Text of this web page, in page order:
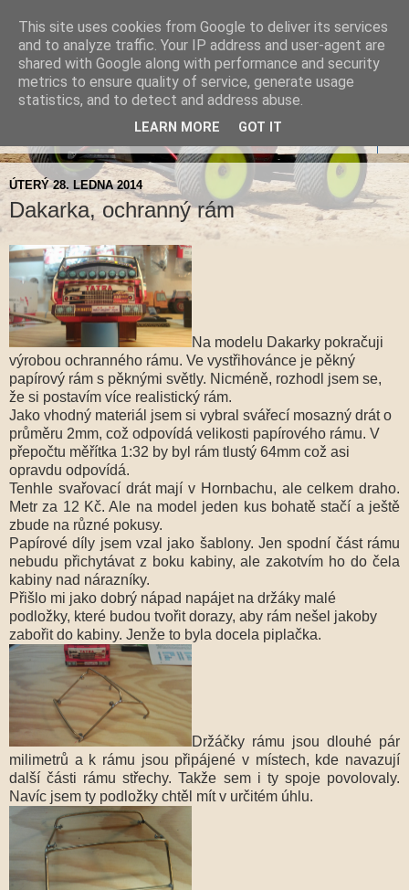
ByPSův blog nejen o
modelařině
ÚTERÝ 28. LEDNA 2014
Dakarka, ochranný rám
Na modelu Dakarky pokračuji
výrobou ochranného rámu. Ve vystřihovánce je pěkný
papírový rám s pěknými světly. Nicméně, rozhodl jsem se,
že si postavím více realistický rám.
Jako vhodný materiál jsem si vybral svářecí mosazný drát o
průměru 2mm, což odpovídá velikosti papírového rámu. V
přepočtu měřítka 1:32 by byl rám tlustý 64mm což asi
opravdu odpovídá.
Tenhle svařovací drát mají v Hornbachu, ale celkem draho.
Metr za 12 Kč. Ale na model jeden kus bohatě stačí a ještě
zbude na různé pokusy.
Papírové díly jsem vzal jako šablony. Jen spodní část rámu
nebudu přichytávat z boku kabiny, ale zakotvím ho do čela
kabiny nad nárazníky.
Přišlo mi jako dobrý nápad napájet na držáky malé
podložky, které budou tvořit dorazy, aby rám nešel jakoby
zabořit do kabiny. Jenže to byla docela piplačka.
Držáčky rámu jsou dlouhé pár
milimetrů a k rámu jsou připájené v místech, kde navazují
další části rámu střechy. Takže sem i ty spoje povolovaly.
Navíc jsem ty podložky chtěl mít v určitém úhlu.
This site uses cookies from Google to deliver its services
and to analyze traffic. Your IP address and user-agent are
shared with Google along with performance and security
metrics to ensure quality of service, generate usage
statistics, and to detect and address abuse.
LEARN MORE GOT IT